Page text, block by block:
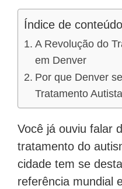
Índice de conteúdo
A Revolução do
em Denver
Por que Denver
Tratamento Autista
Você já ouviu falar
tratamento do
cidade tem se
referência mundial